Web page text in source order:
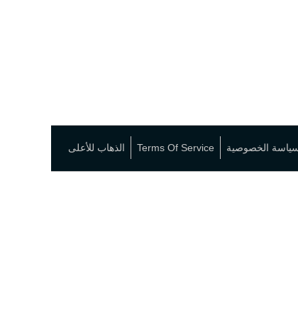
الخصوصية Terms Of Service الذهاب للأعلى